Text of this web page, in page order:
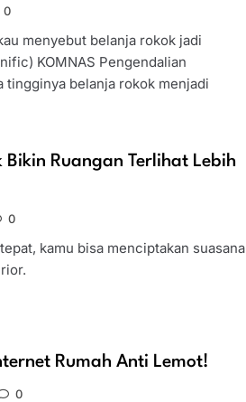
0
menyebut belanja rokok jadi
KOMNAS Pengendalian
tingginya belanja rokok menjadi
Bikin Ruangan Terlihat Lebih
0
kamu bisa menciptakan suasana
Rumah Anti Lemot!
0